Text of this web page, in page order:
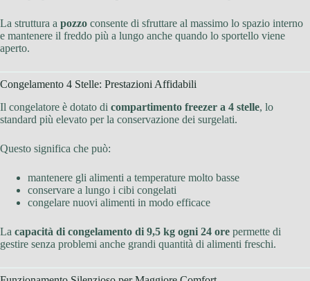
La struttura a pozzo consente di sfruttare al massimo lo spazio interno
e mantenere il freddo più a lungo anche quando lo sportello viene
aperto.
Congelamento 4 Stelle: Prestazioni Affidabili
Il congelatore è dotato di compartimento freezer a 4 stelle, lo
standard più elevato per la conservazione dei surgelati.
Questo significa che può:
mantenere gli alimenti a temperature molto basse
conservare a lungo i cibi congelati
congelare nuovi alimenti in modo efficace
La capacità di congelamento di 9,5 kg ogni 24 ore permette di
gestire senza problemi anche grandi quantità di alimenti freschi.